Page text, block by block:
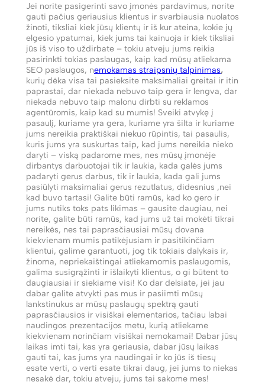
Jei norite pasigerinti savo įmonės pardavimus, norite
gauti pačius geriausius klientus ir svarbiausia nuolatos
žinoti, tiksliai kiek jūsų klientų ir iš kur ateina, kokie jų
elgesio ypatumai, kiek jums tai kainuoja ir kiek tiksliai
jūs iš viso to uždirbate – tokiu atveju jums reikia
pasirinkti tokias paslaugas, kaip kad mūsų atliekama
SEO paslaugos, nemokamas straipsnių talpinimas,
kurių dėka visa tai pasieksite maksimaliai greitai ir itin
paprastai, dar niekada nebuvo taip gera ir lengva, dar
niekada nebuvo taip malonu dirbti su reklamos
agentūromis, kaip kad su mumis! Sveiki atvykę į
pasaulį, kuriame yra gera, kuriame yra šilta ir kuriame
jums nereikia praktiškai niekuo rūpintis, tai pasaulis,
kuris jums yra suskurtas taip, kad jums nereikia nieko
daryti – viską padarome mes, nes mūsų įmonėje
dirbantys darbuotojai tik ir laukia, kada galės jums
padaryti gerus darbus, tik ir laukia, kada gali jums
pasiūlyti maksimaliai gerus rezutlatus, didesnius ,nei
kad buvo tartasi! Galite būti ramūs, kad ko gero ir
jums nutiks toks pats likimas – gausite daugiau, nei
norite, galite būti ramūs, kad jums už tai mokėti tikrai
nereikės, nes tai paprasčiausiai mūsų dovana
kiekvienam mumis patikėjusiam ir pasitikinčiam
klientui, galime garantuoti, jog tik tokiais dalykais ir,
žinoma, nepriekaištingai atliekamomis paslaugomis,
galima susigrąžinti ir išlaikyti klientus, o gi būtent to
daugiausiai ir siekiame visi! Ko dar delsiate, jei jau
dabar galite atvykti pas mus ir pasiimti mūsų
lankstinukus ar mūsų paslaugų spektrą gauti
paprasčiausios ir visiškai elementarios, tačiau labai
naudingos prezentacijos metu, kurią atliekame
kiekvienam norinčiam visiškai nemokamai! Dabar jūsų
laikas imti tai, kas yra geriausia, dabar jūsų laikas
gauti tai, kas jums yra naudingai ir ko jūs iš tiesų
esate verti, o verti esate tikrai daug, jei jums to niekas
nesakė dar, tokiu atveju, jums tai sakome mes!